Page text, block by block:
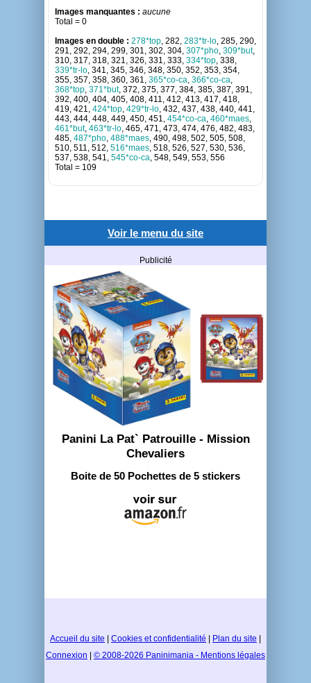
Images manquantes : aucune
Total = 0
Images en double : 278*top, 282, 283*tr-lo, 285, 290,
291, 292, 294, 299, 301, 302, 304, 307*pho, 309*but,
310, 317, 318, 321, 326, 331, 333, 334*top, 338,
339*tr-lo, 341, 345, 346, 348, 350, 352, 353, 354,
355, 357, 358, 360, 361, 365*co-ca, 366*co-ca,
368*top, 371*but, 372, 375, 377, 384, 385, 387, 391,
392, 400, 404, 405, 408, 411, 412, 413, 417, 418,
419, 421, 424*top, 429*tr-lo, 432, 437, 438, 440, 441,
443, 444, 448, 449, 450, 451, 454*co-ca, 460*maes,
461*but, 463*tr-lo, 465, 471, 473, 474, 476, 482, 483,
485, 487*pho, 488*maes, 490, 498, 502, 505, 508,
510, 511, 512, 516*maes, 518, 526, 527, 530, 536,
537, 538, 541, 545*co-ca, 548, 549, 553, 556
Total = 109
Voir le menu du site
Publicité
Panini La Pat` Patrouille - Mission
Chevaliers
Boite de 50 Pochettes de 5 stickers
Accueil du site Cookies et confidentialité Plan du site
Connexion
© 2008-2026 Paninimania - Mentions légales